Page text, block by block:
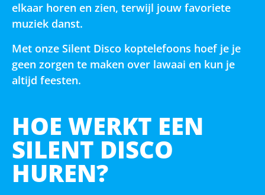
elkaar horen en zien, terwijl jouw favoriete
muziek danst.
Met onze Silent Disco koptelefoons hoef je je
geen zorgen te maken over lawaai en kun je
altijd feesten.
HOE WERKT EEN
SILENT DISCO
HUREN?